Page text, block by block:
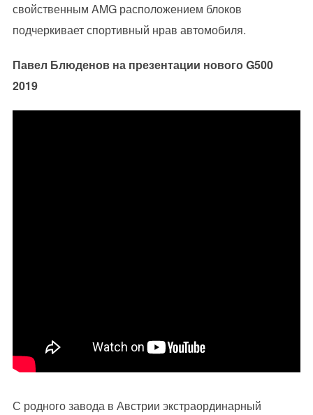
свойственным AMG расположением блоков
подчеркивает спортивный нрав автомобиля.
Павел Блюденов на презентации нового G500
2019
С родного завода в Австрии экстраординарный